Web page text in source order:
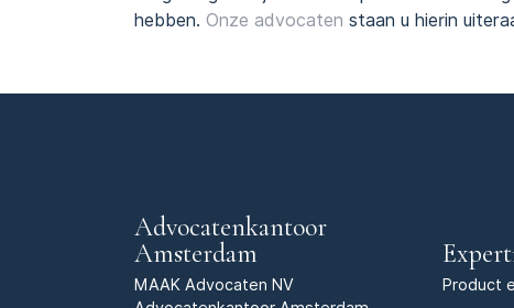
hebben. Onze advocaten staan u hierin
Advocatenkantoor
Amsterdam
MAAK Advocaten NV
Product